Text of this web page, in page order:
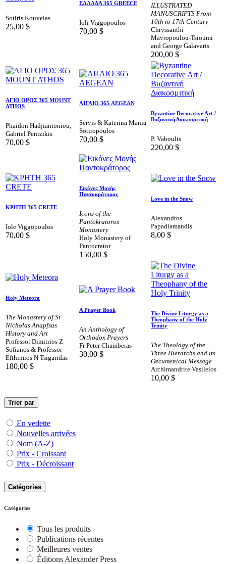
Sotiris Kouvelas
25,00 $
ΕΛΛΑΔΑ 365 GREECE
Ioli Viggopoulos
70,00 $
ILLUSTRATED
MANUSCRIPTS From
10th to 17th Century
Chryssanthi
Mavropoulou-Tsioumi
and George Galavaris
200,00 $
AΓΙΟ ΟΡΟΣ 365 MOUNT
ATHOS
Phaidon Hadjiantoniou,
Gabriel Pentzikis
70,00 $
ΑΙΓΑΙΟ 365 AEGEAN
Servis & Katerina Mania
Sotiropoulos
70,00 $
Byzantine Decorative Art /
Βυζαντινή Διακοσμιτική
P. Vaboulis
220,00 $
ΚΡΗΤΗ 365 CRETE
Iole Viggopoulos
70,00 $
Εικόνες Μονής
Παντοκράτορος
Icons of the
Pantokratoros
Monastery
Holy Monastery of
Pantocrator
150,00 $
Love in the Snow
Alexandros
Papadiamandis
8,00 $
Holy Meteora
The Monastery of St
Nicholas Anapfsas
History and Art
Professor Dimitrios Z
Sofianos & Professor
Efthimios N Tsigaridas
180,00 $
A Prayer Book
An Anthology of
Orthodox Prayers
Fr Peter Chamberas
30,00 $
The Divine Liturgy as a
Theophany of the Holy
Trinity
The Theology of the
Three Hierarchs and its
Oecumenical Message
Archimandrite Vasileios
10,00 $
Trier par
En vedette
Nouvelles arrivées
Nom (A-Z)
Prix - Croissant
Prix - Décroissant
Catégories
Catégories
Tous les produits
Publications récentes
Meilleures ventes
Éditions Alexander Press